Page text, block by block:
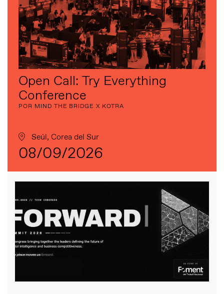
Open Call: Try Everything
Conference
POR MIND THE BRIDGE X KOTRA
Seúl, Corea del Sur
08/09/2026